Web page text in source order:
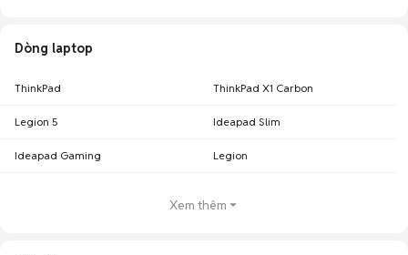
Dòng laptop
ThinkPad ThinkPad X1 Carbon
Legion 5 Ideapad Slim
Ideapad Gaming Legion
Xem thêm